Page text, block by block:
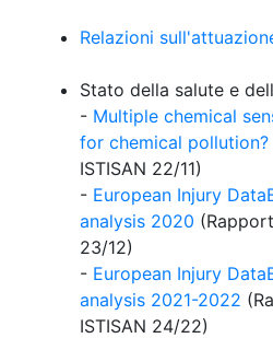
Relazioni
Stato della salute e
- Multiple chemical
for chemical pollution?
ISTISAN 22/11)
- European Injury
analysis 2020
23/12)
- European Injury
analysis 2021-2022
ISTISAN 24/22)